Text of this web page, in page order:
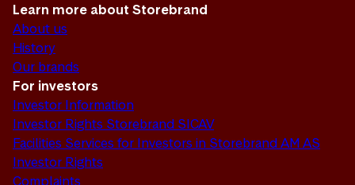
Learn more about Storebrand
About us
History
Our brands
For investors
Investor Information
Investor Rights Storebrand SICAV
Facilities Services for Investors in Storebrand AM AS
Investor Rights
Complaints